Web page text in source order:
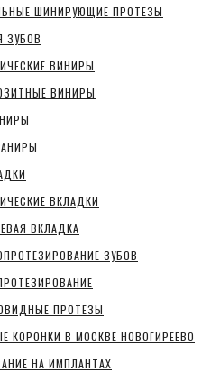
ШИНИРУЮЩИЕ ПРОТЕЗЫ
ЗУБОВ
ВИНИРЫ
ВИНИРЫ
ВКЛАДКИ
ВКЛАДКА
ЗУБОВ
ПРОТЕЗЫ
КОРОНКИ В МОСКВЕ НОВОГИРЕЕВО
НА ИМПЛАНТАХ